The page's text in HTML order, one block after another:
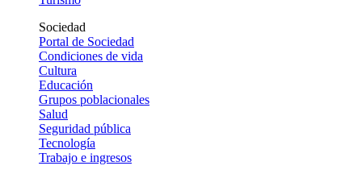
Sociedad
Portal de Sociedad
Condiciones de vida
Cultura
Educación
Grupos poblacionales
Salud
Seguridad pública
Tecnología
Trabajo e ingresos